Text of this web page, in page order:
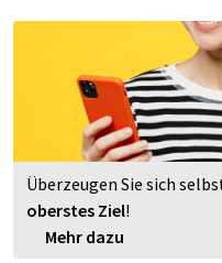
Überzeugen Sie sich
oberstes Ziel!
Mehr dazu